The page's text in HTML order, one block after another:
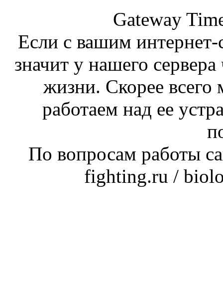
Gateway
Если с вашим интернет-
значит у нашего
жизни. Скорее
работаем над ее
По вопросам работы
fighting.ru /